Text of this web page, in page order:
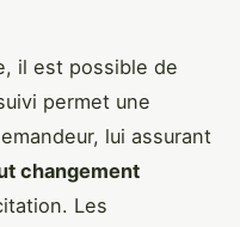
il est possible de
permet une
lui assurant
changement
Les